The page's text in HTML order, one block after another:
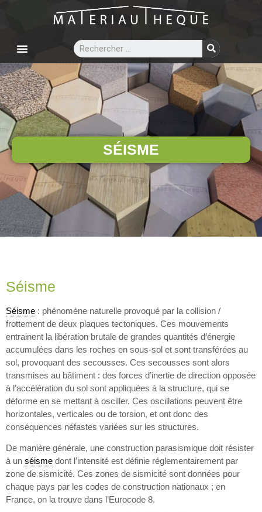
SÉISME
Séisme
Séisme : phénomène naturelle provoqué par la collision /
frottement de deux plaques tectoniques. Ces mouvements
entrainent la libération brutale de grandes quantités d’énergie
accumulées dans les roches en sous-sol et sont transférées au
sol, provoquant des secousses. Ces secousses sont alors
transmises au bâtiment : des forces d’inertie de direction opposée
à l’accélération du sol sont appliquées à la structure, qui se
déforme en se mettant à osciller. Ces oscillations peuvent être
horizontales, verticales ou de torsion, et ont donc des
conséquences néfastes variées sur les structures.
De manière générale, une construction parasismique doit résister
à un séisme dont l’intensité est définie réglementairement par
zone de sismicité. Ces zones de sismicité sont données pour
chaque pays par les codes de construction nationaux ; en
France, on la trouve dans l’Eurocode 8.